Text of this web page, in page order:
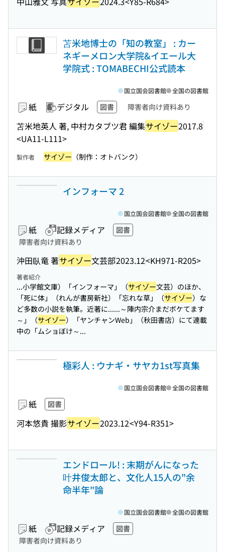
苫米地博士の「知の教室」 : カー
ネギーメロン大学院&イエール大
学院式 : TOMABECHI公式読本
紙 デジタル 図書 障害者向け資料あり
苫米地英人 著, 中村カタブツ君 編集サイゾー2017.8
<UA11-L111>
国立国会図書館 全国の図書館
製作者 サイゾー （制作：オトバンク）
インフォーマ 2
紙 記録メディア
図書
障害者向け資料あり
沖田臥竜 著サイゾー文芸部2023.12<KH971-R205>
国立国会図書館 全国の図書館
著者紹介
...小学館文庫）「インフォーマ」（サイゾー文芸）のほか、
「死に体」（れんが書房新社）「忘れな草」（サイゾー）な
ど多数の小説を執筆。近著に......～陣内宗介まだボケてます
～」（サイゾー）「ヤンチャンWeb」（秋田書店）にて連載
中の「ムショぼけ～...
極彩人 : ウナギ・サヤカ1st写真集
紙 図書
河本悠貴 撮影サイゾー2023.12<Y94-R351>
国立国会図書館 全国の図書館
エンドロール! : 末期がんになった
叶井俊太郎と、文化人15人の"余
命半年"論
紙 記録メディア
図書
障害者向け資料あり
国立国会図書館 全国の図書館